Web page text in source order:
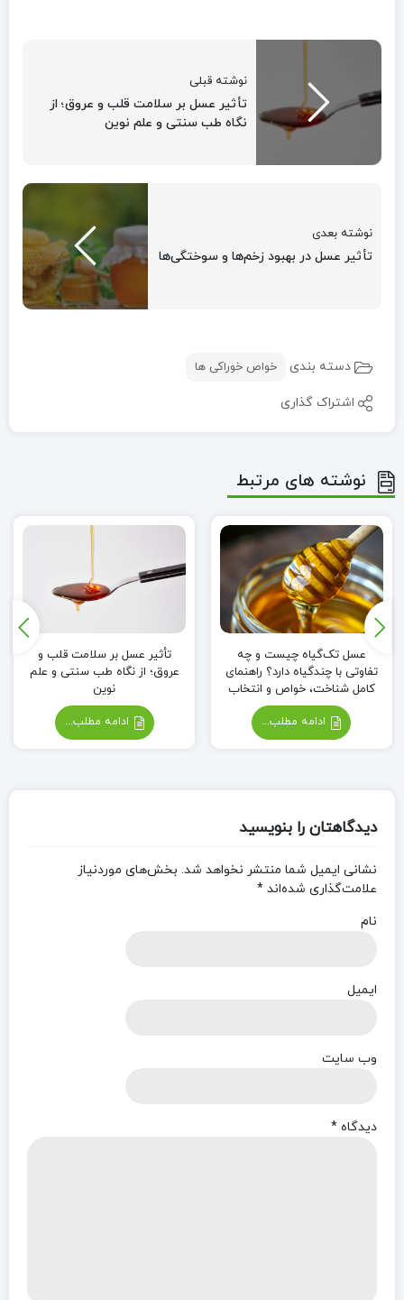
نوشته قبلی
تأثیر عسل بر سلامت قلب و عروق؛ از
نگاه طب سنتی و علم نوین
نوشته بعدی
تأثیر عسل در بهبود زخم‌ها و سوختگی‌ها
دسته بندی خواص خوراکی ها
اشتراک گذاری
نوشته های مرتبط
عسل تک‌گیاه چیست و چه
تفاوتی با چندگیاه دارد؟ راهنمای
کامل شناخت، خواص و انتخاب
ادامه مطلب...
تأثیر عسل بر سلامت قلب و
عروق؛ از نگاه طب سنتی و علم
نوین
ادامه مطلب...
دیدگاهتان را بنویسید
نشانی ایمیل شما منتشر نخواهد شد. بخش‌های موردنیاز
علامت‌گذاری شده‌اند *
نام
ایمیل
وب‌ سایت
دیدگاه *